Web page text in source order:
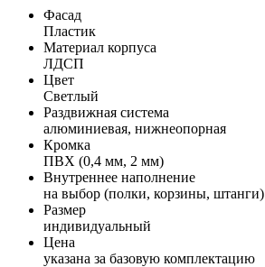
Фасад
Пластик
Материал корпуса
ЛДСП
Цвет
Светлый
Раздвижная система
алюминиевая, нижнеопорная
Кромка
ПВХ (0,4 мм, 2 мм)
Внутреннее наполнение
на выбор (полки, корзины, штанги)
Размер
индивидуальный
Цена
указана за базовую комплектацию